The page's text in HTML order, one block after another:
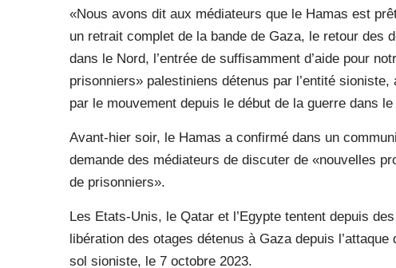
«Nous avons dit aux médiateurs que le Hamas est
un retrait complet de la bande de Gaza, le retour des
dans le Nord, l’entrée de suffisamment d’aide pour
prisonniers» palestiniens détenus par l’entité
par le mouvement depuis le début de la guerre dans
Avant-hier soir, le Hamas a confirmé dans un
demande des médiateurs de discuter de «nouvelles
de prisonniers».
Les Etats-Unis, le Qatar et l’Egypte tentent depuis
libération des otages détenus à Gaza depuis
sol sioniste, le 7 octobre 2023.